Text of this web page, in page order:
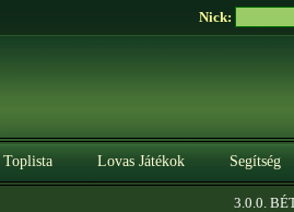
Nick:
Toplista Lovas Játékok Segítség
3.0.0. BÉTA